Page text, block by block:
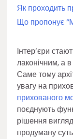
Як проходить
Що пропонує
Інтер’єри
лаконічним, а в
Саме тому
увагу на
прихованого
поєднують
рішення
продуману